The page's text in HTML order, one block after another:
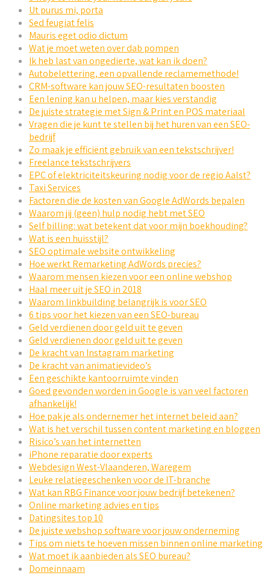
Ut purus mi, porta
Sed feugiat felis
Mauris eget odio dictum
Wat je moet weten over dab pompen
Ik heb last van ongedierte, wat kan ik doen?
Autobelettering, een opvallende reclamemethode!
CRM-software kan jouw SEO-resultaten boosten
Een lening kan u helpen, maar kies verstandig
De juiste strategie met Sign & Print en POS materiaal
Vragen die je kunt te stellen bij het huren van een SEO-
bedrijf
Zo maak je efficiënt gebruik van een tekstschrijver!
Freelance tekstschrijvers
EPC of elektriciteitskeuring nodig voor de regio Aalst?
Taxi Services
Factoren die de kosten van Google AdWords bepalen
Waarom jij (geen) hulp nodig hebt met SEO
Self billing: wat betekent dat voor mijn boekhouding?
Wat is een huisstijl?
SEO optimale website ontwikkeling
Hoe werkt Remarketing AdWords precies?
Waarom mensen kiezen voor een online webshop
Haal meer uit je SEO in 2018
Waarom linkbuilding belangrijk is voor SEO
6 tips voor het kiezen van een SEO-bureau
Geld verdienen door geld uit te geven
Geld verdienen door geld uit te geven
De kracht van Instagram marketing
De kracht van animatievideo’s
Een geschikte kantoorruimte vinden
Goed gevonden worden in Google is van veel factoren
afhankelijk!
Hoe pak je als ondernemer het internet beleid aan?
Wat is het verschil tussen content marketing en bloggen
Risico’s van het internetten
iPhone reparatie door experts
Webdesign West-Vlaanderen, Waregem
Leuke relatiegeschenken voor de IT-branche
Wat kan RBG Finance voor jouw bedrijf betekenen?
Online marketing advies en tips
Datingsites top 10
De juiste webshop software voor jouw onderneming
Tips om niets te hoeven missen binnen online marketing
Wat moet ik aanbieden als SEO bureau?
Domeinnaam